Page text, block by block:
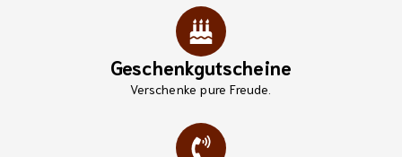
Geschenkgutscheine
Verschenke pure Freude.